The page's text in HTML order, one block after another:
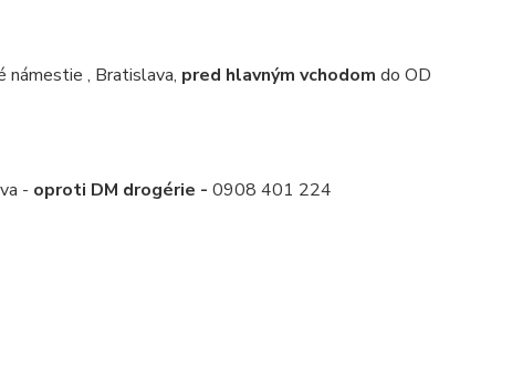
námestie , Bratislava, pred hlavným vchodom do OD
- oproti DM drogérie - 0908 401 224